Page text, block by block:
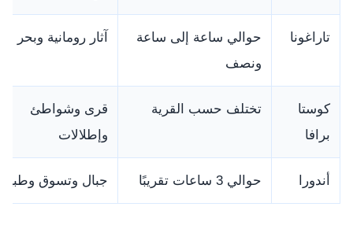
تاراغونا
حوالي ساعة إلى ساعة
ونصف
آثار رومانية وبحر
كوستا
برافا
تختلف حسب القرية
قرى وشواطئ
وإطلالات
أندورا حوالي 3 ساعات تقريبًا جبال وتسوق